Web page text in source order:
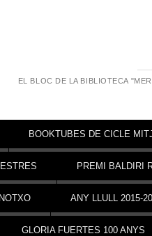
EL BLOC DE LA BIBLIOTECA
BOOKTUBES DE CICLE
PREMI BALDIRI
ANY LLULL 2015-
GLORIA FUERTES 100 ANYS